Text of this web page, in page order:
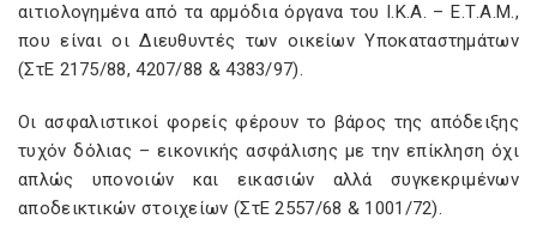
αιτιολογημένα από τα αρμόδια όργανα του Ι.Κ.Α. – Ε.Τ.Α.Μ.,
που είναι οι Διευθυντές των οικείων Υποκαταστημάτων
(ΣτΕ 2175/88, 4207/88 & 4383/97).
Οι ασφαλιστικοί φορείς φέρουν το βάρος της απόδειξης
τυχόν δόλιας – εικονικής ασφάλισης με την επίκληση όχι
απλώς υπονοιών και εικασιών αλλά συγκεκριμένων
αποδεικτικών στοιχείων (ΣτΕ 2557/68 & 1001/72).